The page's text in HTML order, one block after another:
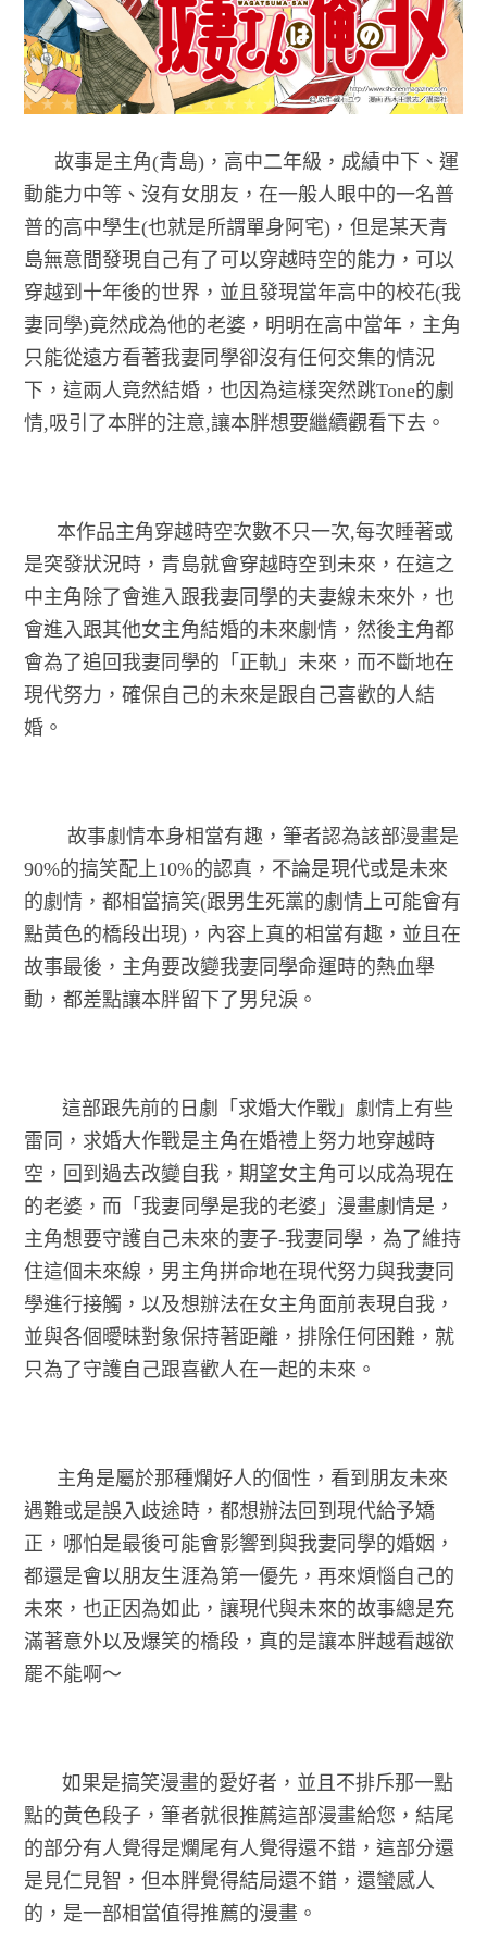
故事是主角(青島)，高中二年級，成績中下、運
動能力中等、沒有女朋友，在一般人眼中的一名普
普的高中學生(也就是所謂單身阿宅)，但是某天青
島無意間發現自己有了可以穿越時空的能力，可以
穿越到十年後的世界，並且發現當年高中的校花(我
妻同學)竟然成為他的老婆，明明在高中當年，主角
只能從遠方看著我妻同學卻沒有任何交集的情況
下，這兩人竟然結婚，也因為這樣突然跳Tone的劇
情,吸引了本胖的注意,讓本胖想要繼續觀看下去。
本作品主角穿越時空次數不只一次,每次睡著或
是突發狀況時，青島就會穿越時空到未來，在這之
中主角除了會進入跟我妻同學的夫妻線未來外，也
會進入跟其他女主角結婚的未來劇情，然後主角都
會為了追回我妻同學的「正軌」未來，而不斷地在
現代努力，確保自己的未來是跟自己喜歡的人結
婚。
故事劇情本身相當有趣，筆者認為該部漫畫是
90%的搞笑配上10%的認真，不論是現代或是未來
的劇情，都相當搞笑(跟男生死黨的劇情上可能會有
點黃色的橋段出現)，內容上真的相當有趣，並且在
故事最後，主角要改變我妻同學命運時的熱血舉
動，都差點讓本胖留下了男兒淚。
這部跟先前的日劇「求婚大作戰」劇情上有些
雷同，求婚大作戰是主角在婚禮上努力地穿越時
空，回到過去改變自我，期望女主角可以成為現在
的老婆，而「我妻同學是我的老婆」漫畫劇情是，
主角想要守護自己未來的妻子-我妻同學，為了維持
住這個未來線，男主角拼命地在現代努力與我妻同
學進行接觸，以及想辦法在女主角面前表現自我，
並與各個曖昧對象保持著距離，排除任何困難，就
只為了守護自己跟喜歡人在一起的未來。
主角是屬於那種爛好人的個性，看到朋友未來
遇難或是誤入歧途時，都想辦法回到現代給予矯
正，哪怕是最後可能會影響到與我妻同學的婚姻，
都還是會以朋友生涯為第一優先，再來煩惱自己的
未來，也正因為如此，讓現代與未來的故事總是充
滿著意外以及爆笑的橋段，真的是讓本胖越看越欲
罷不能啊～
如果是搞笑漫畫的愛好者，並且不排斥那一點
點的黃色段子，筆者就很推薦這部漫畫給您，結尾
的部分有人覺得是爛尾有人覺得還不錯，這部分還
是見仁見智，但本胖覺得結局還不錯，還蠻感人
的，是一部相當值得推薦的漫畫。